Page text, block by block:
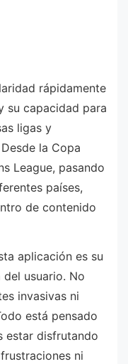
rápidamente
su capacidad para
ligas y
la Copa
League, pasando
países,
de contenido
aplicación es su
usuario. No
invasivas ni
está pensado
estar disfrutando
ni